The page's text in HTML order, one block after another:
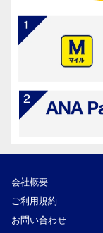
会社概要
ご利用規約
お問い合わせ